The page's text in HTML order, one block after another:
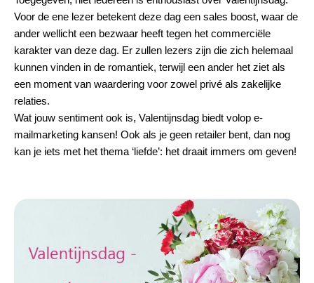
Voor de ene lezer betekent deze dag een sales boost, waar de
ander wellicht een bezwaar heeft tegen het commerciële
karakter van deze dag. Er zullen lezers zijn die zich helemaal
kunnen vinden in de romantiek, terwijl een ander het ziet als
een moment van waardering voor zowel privé als zakelijke
relaties.
Wat jouw sentiment ook is, Valentijnsdag biedt volop e-
mailmarketing kansen! Ook als je geen retailer bent, dan nog
kan je iets met het thema ‘liefde’: het draait immers om geven!